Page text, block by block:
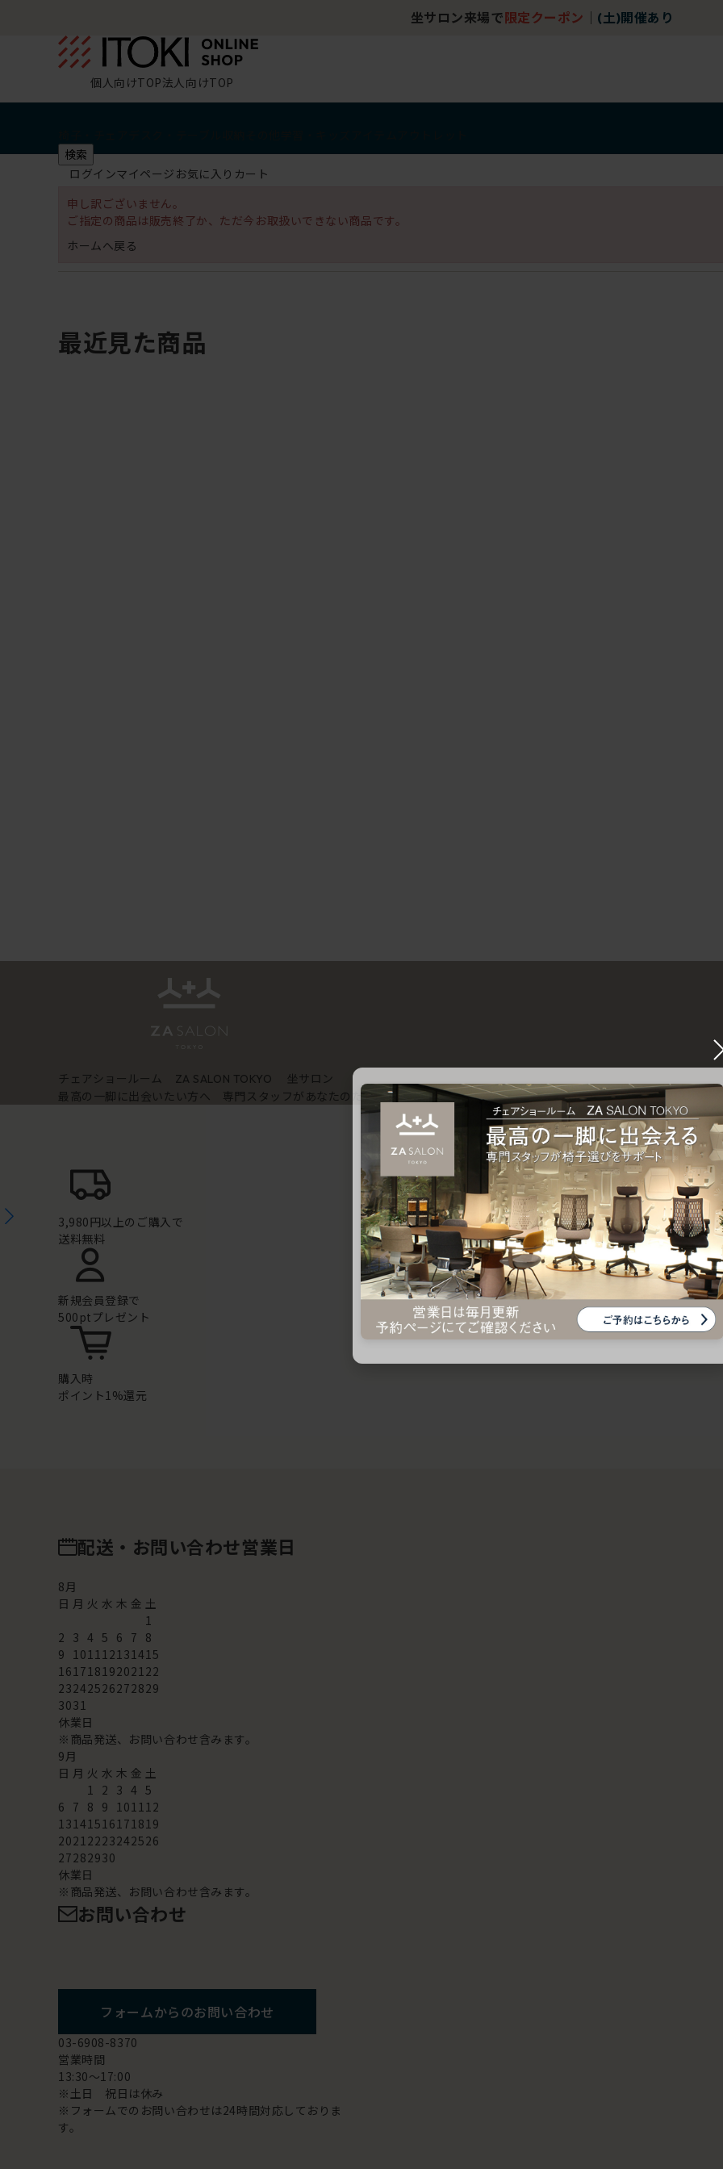
坐サロン来場で 限定クーポン (土)開催あり
個人向けTOP法人向けTOP
検索
ログインマイページ お気に入り カート
申し訳ございません。
ご指定の商品は販売終了か、ただ今お取扱いできない商品です。
ホームへ戻る
最近見た商品
チェアショールーム ZA SALON TOKYO
坐サロン
最高の一脚に出会いたい方へ 専門スタッフがあなたのための椅子選びをサポートいたします。
3,980円以上のご購入で
送料無料
新規会員登録で
500ptプレゼント
購入時
ポイント1%還元
配送・お問い合わせ営業日
8月
日 月 火 水 木 金 土
1
2 3 4 5 6 7 8
9 101112131415
16171819202122
23242526272829
3031
休業日
※商品発送、お問い合わせ含みます。
9月
日 月 火 水 木 金 土
1 2 3 4 5
6 7 8 9 101112
13141516171819
20212223242526
27282930
休業日
※商品発送、お問い合わせ含みます。
お問い合わせ
フォームからのお問い合わせ
03-6908-8370
営業時間
13:30～17:00
※土日 祝日は休み
※フォームでのお問い合わせは24時間対応しておりま
す。